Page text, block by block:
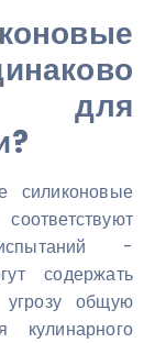
для
силиконовые
-
содержать
угрозу общую
кулинарного